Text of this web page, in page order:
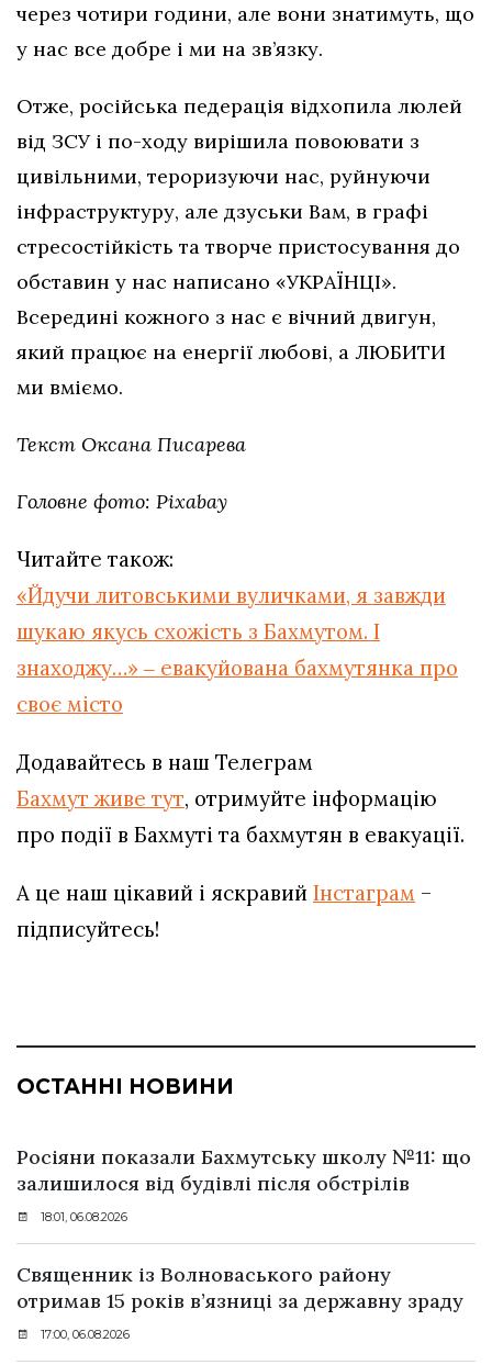
через чотири години, але вони знатимуть, що
у нас все добре і ми на зв’язку.
Отже, російська педерація відхопила люлей
від ЗСУ і по-ходу вирішила повоювати з
цивільними, тероризуючи нас, руйнуючи
інфраструктуру, але дзуськи Вам, в графі
стресостійкість та творче пристосування до
обставин у нас написано «УКРАЇНЦІ».
Всередині кожного з нас є вічний двигун,
який працює на енергії любові, а ЛЮБИТИ
ми вміємо.
Текст Оксана Писарева
Головне фото: Pixabay
Читайте також:
«Йдучи литовськими вуличками, я завжди
шукаю якусь схожість з Бахмутом. І
знаходжу…» ‒ евакуйована бахмутянка про
своє місто
Додавайтесь в наш Телеграм
Бахмут живе тут, отримуйте інформацію
про події в Бахмуті та бахмутян в евакуації.
А це наш цікавий і яскравий Інстаграм –
підписуйтесь!
ОСТАННІ НОВИНИ
Росіяни показали Бахмутську школу №11: що
залишилося від будівлі після обстрілів
18:01, 06.08.2026
Священник із Волноваського району
отримав 15 років в’язниці за державну зраду
17:00, 06.08.2026